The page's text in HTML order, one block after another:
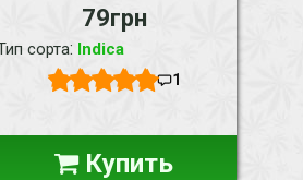
79грн
сорта: Indica
1
Купить